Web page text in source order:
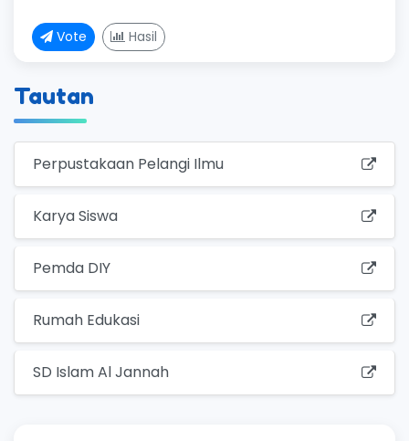
Vote Hasil
Tautan
Perpustakaan Pelangi Ilmu
Karya Siswa
Pemda DIY
Rumah Edukasi
SD Islam Al Jannah